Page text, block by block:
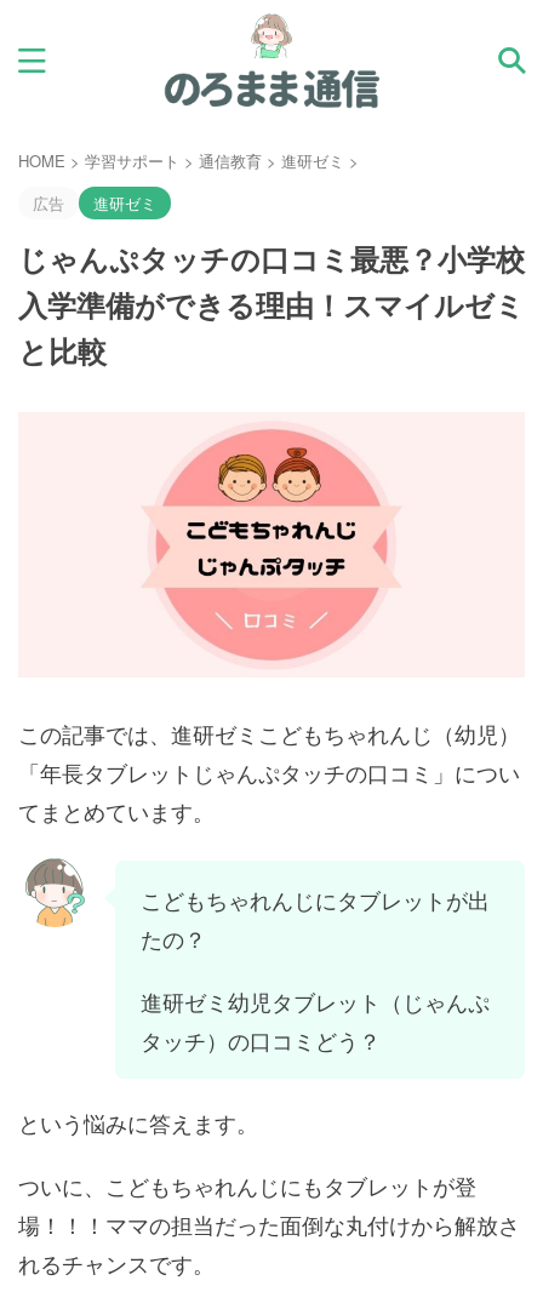
HOME > 学習サポート > 通信教育 > 進研ゼミ >
広告
進研ゼミ
じゃんぷタッチの口コミ最悪？小学校
入学準備ができる理由！スマイルゼミ
と比較
この記事では、進研ゼミこどもちゃれんじ（幼児）
「年長タブレットじゃんぷタッチの口コミ」につい
てまとめています。
こどもちゃれんじにタブレットが出
たの？
進研ゼミ幼児タブレット（じゃんぷ
タッチ）の口コミどう？
という悩みに答えます。
ついに、こどもちゃれんじにもタブレットが登
場！！！ママの担当だった面倒な丸付けから解放さ
れるチャンスです。